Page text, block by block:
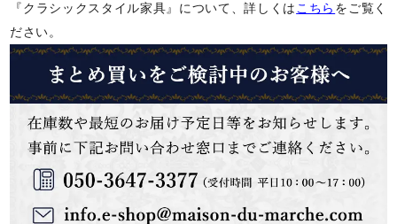
『クラシックスタイル家具』について、詳しくは こちら をご覧く
ださい。